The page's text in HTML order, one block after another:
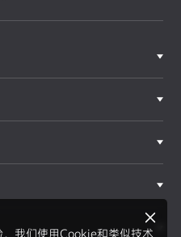
我们使用Cookie和类似技术